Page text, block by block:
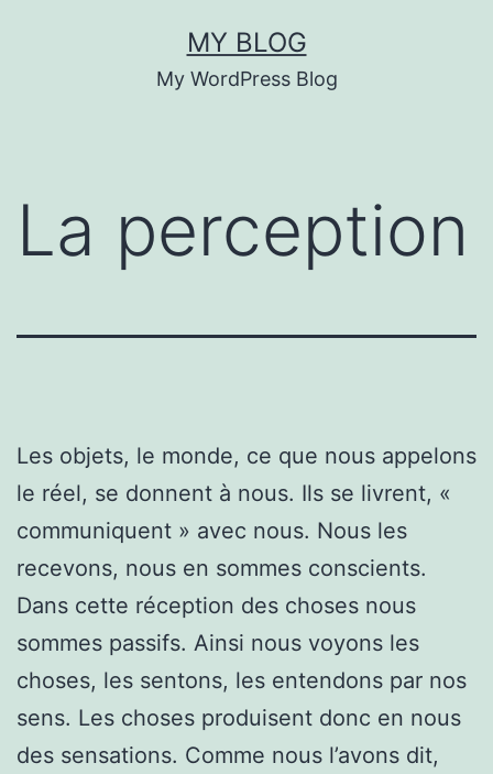
MY BLOG
My WordPress Blog
La perception
Les objets, le monde, ce que nous appelons
le réel, se donnent à nous. Ils se livrent, «
communiquent » avec nous. Nous les
recevons, nous en sommes conscients.
Dans cette réception des choses nous
sommes passifs. Ainsi nous voyons les
choses, les sentons, les entendons par nos
sens. Les choses produisent donc en nous
des sensations. Comme nous l’avons dit,